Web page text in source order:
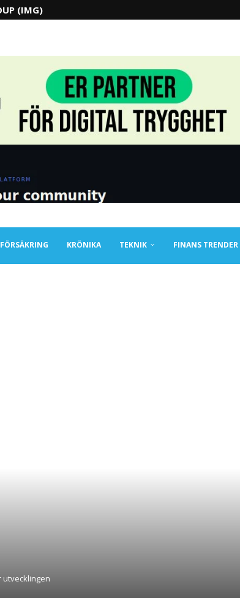
(IMG)
FÖRSÄKRING KRÖNIKA TEKNIK FINANS TRENDER
utvecklingen